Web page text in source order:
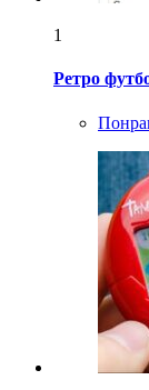
1
Ретро